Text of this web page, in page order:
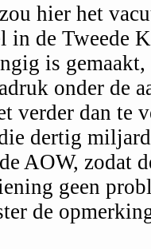
hier het
in de Tweede
is
onder de
verder dan te
dertig
AOW, zodat
geen
de